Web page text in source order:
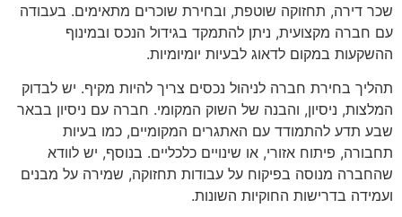
שכר דירה, תחזוקה שוטפת, ובחירת שוכרים מתאימים. בעבודה
עם חברה מקצועית, ניתן להתמקד בגידול הנכס ובמינוף
ההשקעות במקום לדאוג לבעיות יומיומיות.
תהליך בחירת חברה לניהול נכסים צריך להיות מקיף. יש לבדוק
המלצות, ניסיון, והבנה של השוק המקומי. חברה עם ניסיון בבאר
שבע תדע להתמודד עם האתגרים המקומיים, כמו בעיות
תחבורה, פיתוח אזורי, או שינויים כלכליים. בנוסף, יש לוודא
שהחברה מנוסה בפיקוח על עבודות תחזוקה, שמירה על מבנים
ועמידה בדרישות החוקיות השונות.